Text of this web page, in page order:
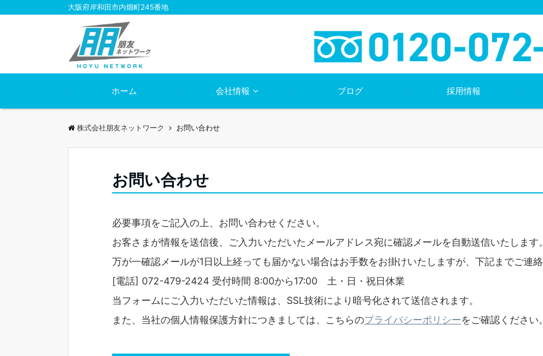
大阪府岸和田市内畑町245番地
ホーム 会社情報 ブログ 採用情報
株式会社朋友ネットワーク お問い合わせ
お問い合わせ
必要事項をご記入の上、お問い合わせください。
お客さまが情報を送信後、ご入力いただいたメールアドレス宛に確認メールを自動送信いたします
万が一確認メールが1日以上経っても届かない場合はお手数をお掛けいたしますが、下記までご連
[電話] 072-479-2424 受付時間 8:00から17:00 土・日・祝日休業
当フォームにご入力いただいた情報は、SSL技術により暗号化されて送信されます。
また、当社の個人情報保護方針につきましては、こちらのプライバシーポリシーをご確認ください